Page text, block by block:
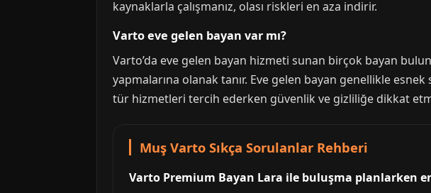
kaynaklarla çalışmanız, olası riskleri en aza indirir.
Varto eve gelen bayan var mı?
Varto’da eve gelen bayan hizmeti sunan birçok bayan
yapmalarına olanak tanır. Eve gelen bayan genellikle
tür hizmetleri tercih ederken güvenlik ve gizliliğe dikkat
Muş Varto Sıkça Sorulanlar Rehberi
Varto Premium Bayan Lara ile buluşma planlarken